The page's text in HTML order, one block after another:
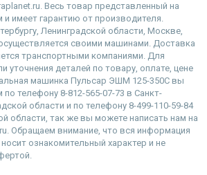
Весь товар представленный на
и имеет гарантию от производителя.
Ленинградской области, Москве,
своими машинами. Доставка
транспортными компаниями. Для
уточнения деталей по товару, оплате, цене
машинка Пульсар ЭШМ 125-350С вы
телефону 8-812-565-07-73 в Санкт-
области и по телефону 8-499-110-59-84
области, так же вы можете написать нам на
Обращаем внимание, что вся информация
ознакомительный характер и не